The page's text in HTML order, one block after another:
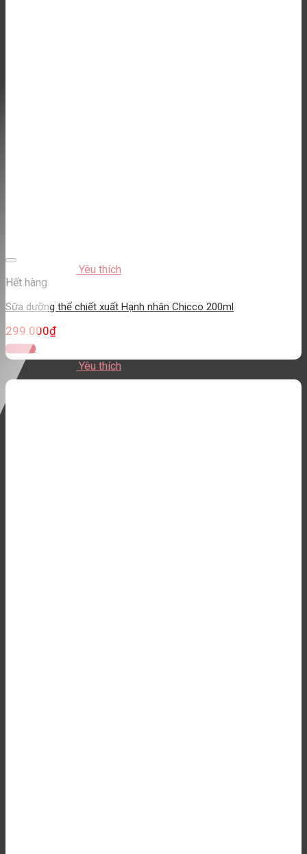
Yêu thích
Hết hàng
Sữa dưỡng thể chiết xuất Hạnh nhân Chicco 200ml
299.000₫
Đọc tiếp
Yêu thích